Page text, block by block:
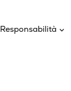
Responsabilità